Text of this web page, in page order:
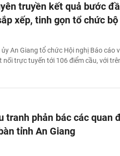
truyền kết quả bước
xếp, tinh gọn tổ chức
An Giang tổ chức Hội nghị Báo cáo
trực tuyến tới 106 điểm cầu, với
tranh phản bác các quan
tỉnh An Giang